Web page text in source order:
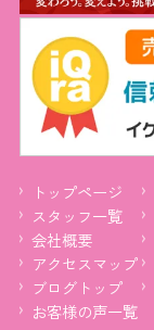
トップページ
スタッフ一覧
会社概要
アクセスマップ
ブログトップ
お客様の声一覧